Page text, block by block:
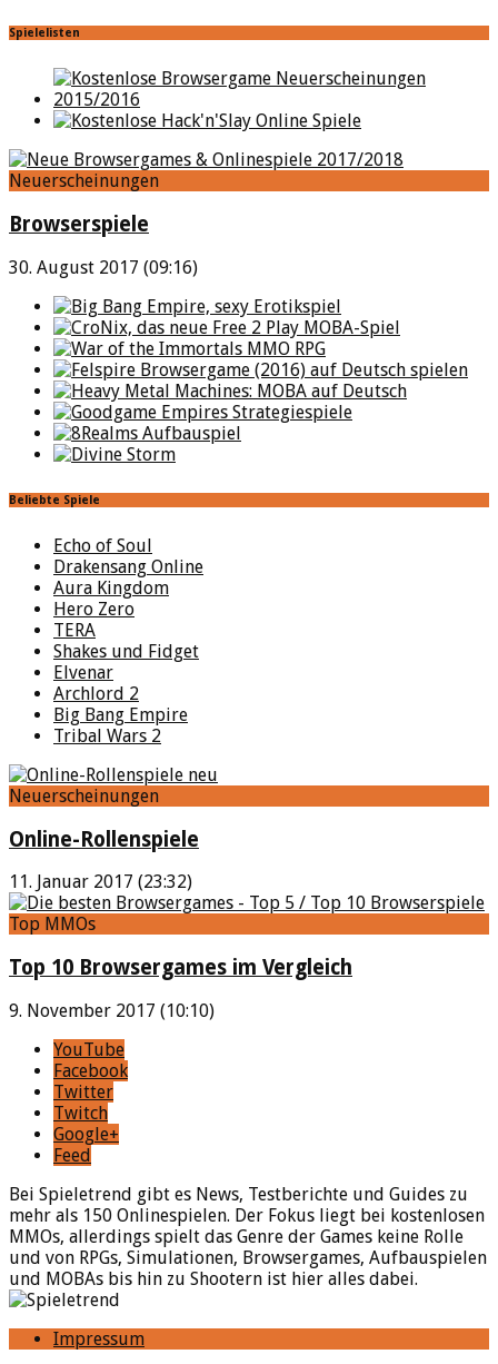
Spielelisten
Neuerscheinungen
Browserspiele
30. August 2017 (09:16)
Beliebte Spiele
Echo of Soul
Drakensang Online
Aura Kingdom
Hero Zero
TERA
Shakes und Fidget
Elvenar
Archlord 2
Big Bang Empire
Tribal Wars 2
Neuerscheinungen
Online-Rollenspiele
11. Januar 2017 (23:32)
Top MMOs
Top 10 Browsergames im Vergleich
9. November 2017 (10:10)
YouTube
Facebook
Twitter
Twitch
Google+
Feed
Bei Spieletrend gibt es News, Testberichte und Guides zu
mehr als 150 Onlinespielen. Der Fokus liegt bei kostenlosen
MMOs, allerdings spielt das Genre der Games keine Rolle
und von RPGs, Simulationen, Browsergames, Aufbauspielen
und MOBAs bis hin zu Shootern ist hier alles dabei.
Impressum